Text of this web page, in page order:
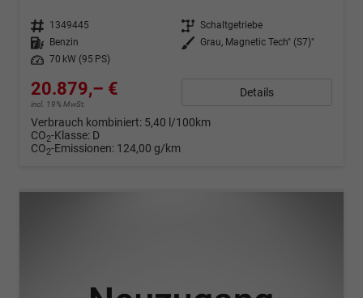
Fahrzeugnr. 1349445 Getriebe Schaltgetriebe
Kraftstoff
Benzin Außenfarbe
Grau, Magnetic Tech" (S7)"
Leistung
70 kW (95 PS)
20.879,– €
incl. 19% MwSt.
Details
Verbrauch kombiniert: 5,40 l/100km
CO2-Klasse: D
CO2-Emissionen: 124,00 g/km